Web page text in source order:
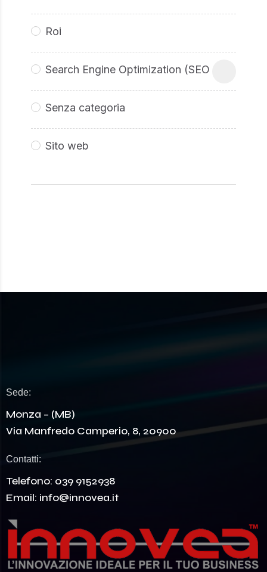
Roi
Search Engine Optimization (SEO
Senza categoria
Sito web
Sede:
Monza – (MB)
Via Manfredo Camperio, 8, 20900
Contatti:
Telefono: 039 9152938
Email: info@innovea.it